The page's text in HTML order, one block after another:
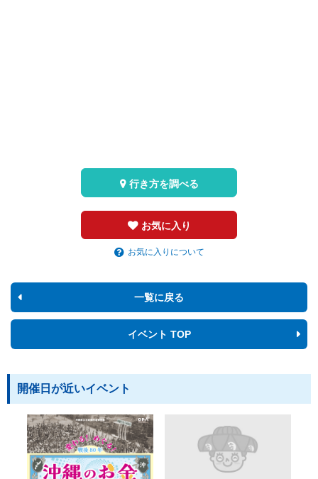
お気に入り
お気に入りについて
行き方を調べる
一覧に戻る
イベント TOP
開催日が近いイベント